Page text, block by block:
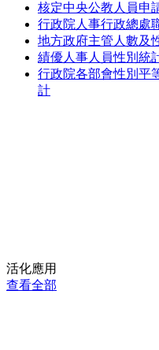
核定中央公教人員申
行政院人事行政總處
地方政府主管人數及
績優人事人員性別統
行政院各部會性別平
計
活化應用
查看全部